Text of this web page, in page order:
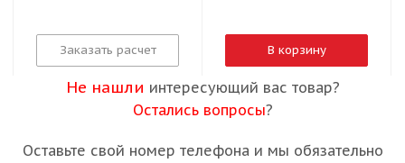
Заказать расчет В корзину
Не нашли интересующий вас товар?
Остались вопросы?
Оставьте свой номер телефона и мы обязательно